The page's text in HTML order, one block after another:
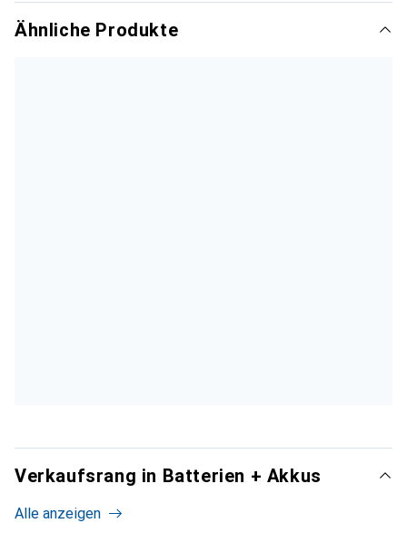
Ähnliche Produkte
Verkaufsrang in Batterien + Akkus
Alle anzeigen